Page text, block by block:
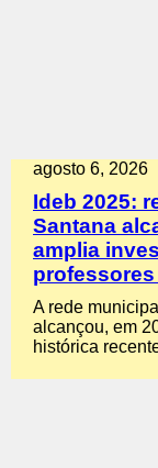
agosto 6, 2026
Ideb 2025:
Santana
amplia
A rede
alcançou, em
histórica